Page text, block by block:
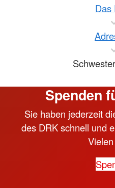
Das
Spenden
Sie haben jederzeit
des DRK schnell und